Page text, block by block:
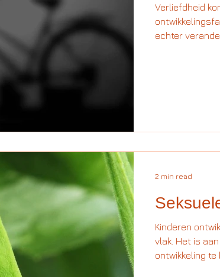
Verliefdheid
echter
Kinderen
vlak. Het is
ontwikkeling te
2 min read